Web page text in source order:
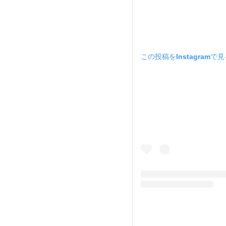
この投稿をInstagramで見